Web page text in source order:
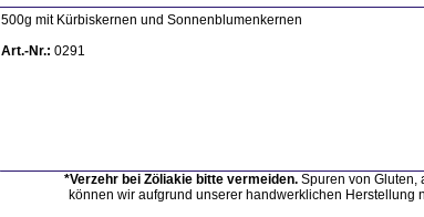
500g mit Kürbiskernen und Sonnenblumenkernen
Art.-Nr.: 0291
*Verzehr bei Zöliakie bitte vermeiden.Spuren von Gluten,
können wir aufgrund unserer handwerklichen Herstellung